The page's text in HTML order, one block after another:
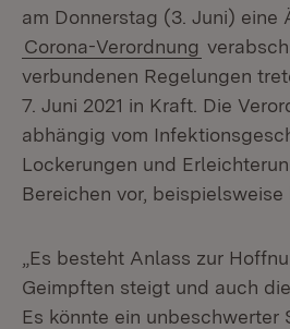
am Donnerstag (3. Juni) eine
Corona-Verordnung
verbundenen Regelungen
7. Juni 2021 in Kraft. Die
abhängig vom
Lockerungen und
Bereichen vor,
„Es besteht Anlass zur
Geimpften steigt und auch
Es könnte ein unbeschwerter